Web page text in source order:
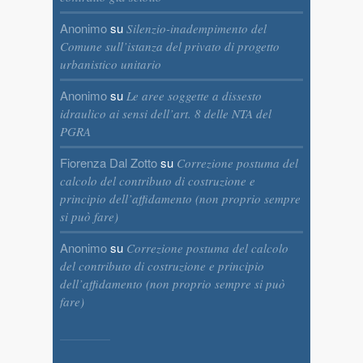
Anonimosu Silenzio-inadempimento del
Comune sull’istanza del privato di progetto
urbanistico unitario
Anonimosu Le aree soggette a dissesto
idraulico ai sensi dell’art. 8 delle NTA del
PGRA
Fiorenza Dal Zottosu Correzione postuma del
calcolo del contributo di costruzione e
principio dell’affidamento (non proprio sempre
si può fare)
Anonimosu Correzione postuma del calcolo
del contributo di costruzione e principio
dell’affidamento (non proprio sempre si può
fare)